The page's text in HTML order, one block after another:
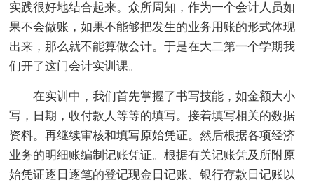
实践很好地结合起来。众所周知，作为一个会计人员如
果不会做账，如果不能够把发生的业务用账的形式体现
出来，那么就不能算做会计。于是在大二第一个学期我
们开了这门会计实训课。
在实训中，我们首先掌握了书写技能，如金额大小
写，日期，收付款人等等的填写。接着填写相关的数据
资料。再继续审核和填写原始凭证。然后根据各项经济
业务的明细账编制记账凭证。根据有关记账凭及所附原
始凭证逐日逐笔的登记现金日记账、银行存款日记账以